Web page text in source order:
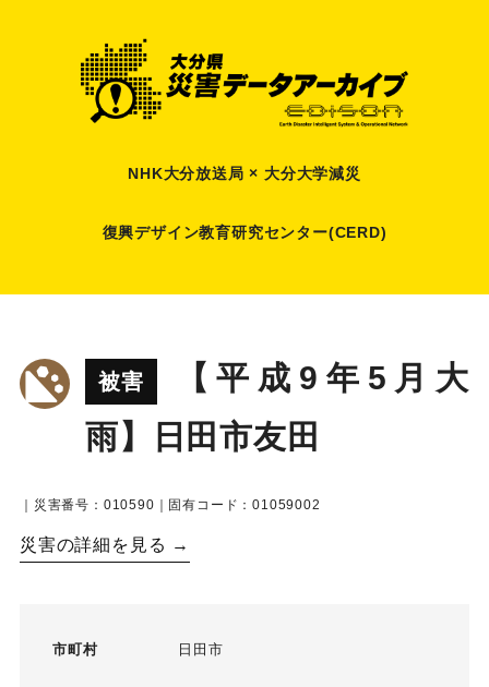
NHK大分放送局 × 大分大学減災
復興デザイン教育研究センター(CERD)
被害
【平成9年5月大
雨】日田市友田
｜災害番号：010590｜固有コード：01059002
災害の詳細を見る →
市町村 日田市